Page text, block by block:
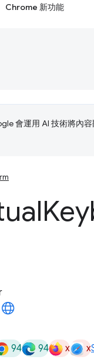
Chrome 新功能
會運用 AI 技術將內
94 94 x x